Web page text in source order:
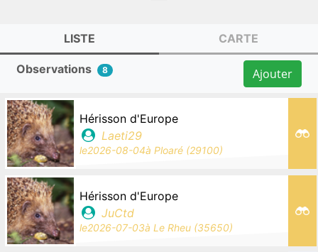
LISTE CARTE
Observations 8 Ajouter
Hérisson d'Europe
Laeti29
le2026-08-04à Ploaré (29100)
Hérisson d'Europe
JuCtd
le2026-07-03à Le Rheu (35650)